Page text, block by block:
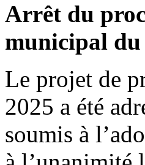
Arrêt du
municipal du
Le projet de
2025 a été
soumis à